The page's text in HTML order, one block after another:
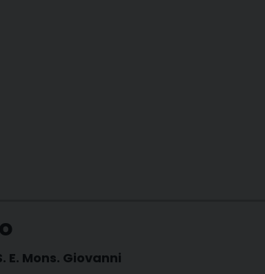
E. Mons. Giovanni